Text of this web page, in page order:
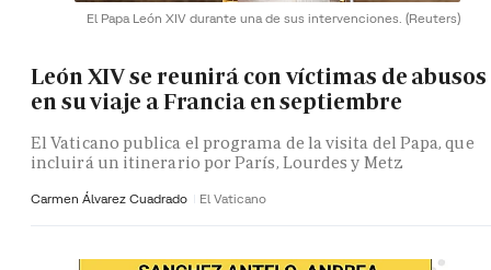
El Papa León XIV durante una de sus intervenciones. (Reuters)
León XIV se reunirá con víctimas de abusos
en su viaje a Francia en septiembre
El Vaticano publica el programa de la visita del Papa, que
incluirá un itinerario por París, Lourdes y Metz
Carmen Álvarez Cuadrado El Vaticano